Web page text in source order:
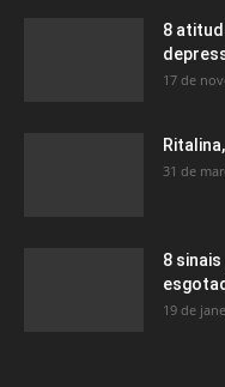
8
17 de
31 de
8
19 de